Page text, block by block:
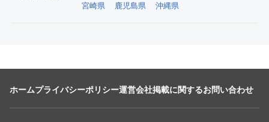
宮崎県 鹿児島県 沖縄県
ホームプライバシーポリシー運営会社掲載に関するお問い合わせ